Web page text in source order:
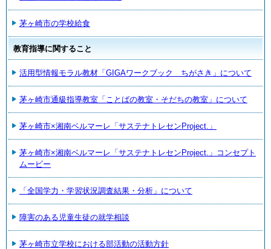
茅ヶ崎市の学校給食
教育指導に関すること
活用型情報モラル教材「GIGAワークブック ちがさき」について
茅ヶ崎市通級指導教室「ことばの教室・そだちの教室」について
茅ヶ崎市×湘南ベルマーレ「サステナトレセンProject.」
茅ヶ崎市×湘南ベルマーレ「サステナトレセンProject.」コンセプト
ムービー
「全国学力・学習状況調査結果・分析」について
障害のある児童生徒の就学相談
茅ヶ崎市立学校における部活動の活動方針